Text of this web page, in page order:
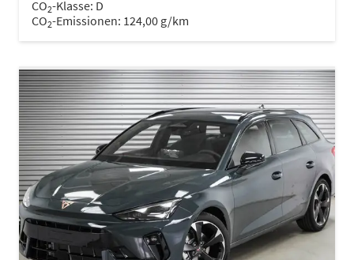
CO2-Klasse: D
CO2-Emissionen: 124,00 g/km